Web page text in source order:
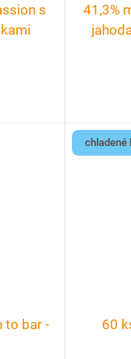
s
41,3%
to bar -
chladené
60